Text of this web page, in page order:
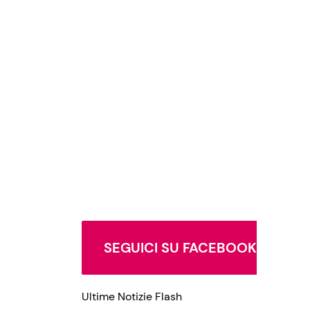
SEGUICI SU FACEBOOK
Ultime Notizie Flash